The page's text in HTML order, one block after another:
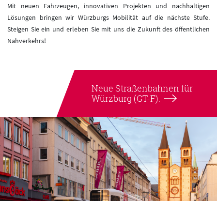
Mit neuen Fahrzeugen, innovativen Projekten und nachhaltigen
Lösungen bringen wir Würzburgs Mobilität auf die nächste Stufe.
Steigen Sie ein und erleben Sie mit uns die Zukunft des öffentlichen
Nahverkehrs!
Neue Straßenbahnen für
Würzburg (GT-F).